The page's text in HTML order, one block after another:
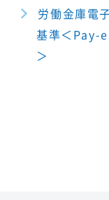
労働金庫電
基準＜Pay-
＞